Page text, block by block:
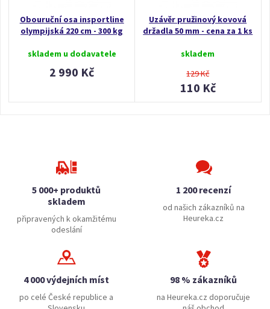
Obouruční osa insportline
olympijská 220 cm - 300 kg
skladem u dodavatele
2 990 Kč
Uzávěr pružinový kovová
držadla 50 mm - cena za 1 ks
skladem
129 Kč
110 Kč
5 000+ produktů
skladem
připravených k okamžitému
odeslání
1 200 recenzí
od našich zákazníků na
Heureka.cz
4 000 výdejních míst
po celé České republice a
98 % zákazníků
na Heureka.cz doporučuje